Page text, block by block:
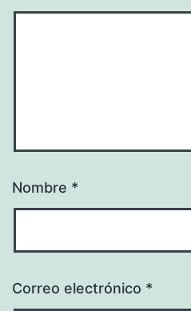
Nombre *
Correo electrónico *